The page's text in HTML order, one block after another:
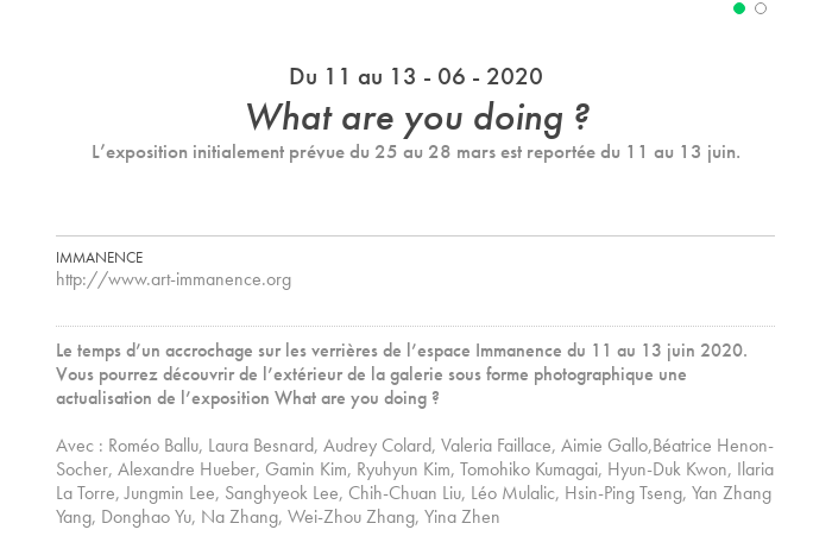
Du 11 au 13 - 06 - 2020
What are you doing ?
L’exposition initialement prévue du 25 au 28 mars est reportée du 11 au 13 juin.
IMMANENCE
http://www.art-immanence.org
Le temps d’un accrochage sur les verrières de l’espace Immanence du 11 au 13 juin 2020.
Vous pourrez découvrir de l’extérieur de la galerie sous forme photographique une
actualisation de l’exposition What are you doing ?
Avec : Roméo Ballu, Laura Besnard, Audrey Colard, Valeria Faillace, Aimie Gallo,Béatrice Henon-
Socher, Alexandre Hueber, Gamin Kim, Ryuhyun Kim, Tomohiko Kumagai, Hyun-Duk Kwon, Ilaria
La Torre, Jungmin Lee, Sanghyeok Lee, Chih-Chuan Liu, Léo Mulalic, Hsin-Ping Tseng, Yan Zhang
Yang, Donghao Yu, Na Zhang, Wei-Zhou Zhang, Yina Zhen